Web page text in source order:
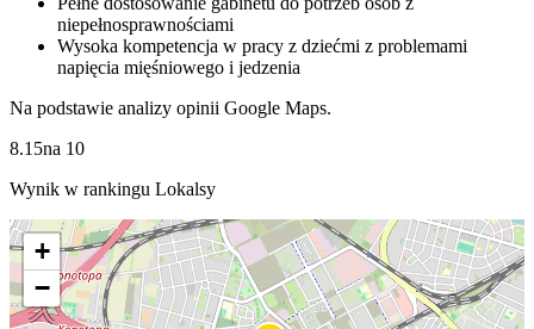
niepełnosprawnościami
Wysoka kompetencja w pracy z dziećmi z problemami
napięcia mięśniowego i jedzenia
Na podstawie analizy opinii Google Maps.
8.15na 10
Wynik w rankingu Lokalsy
+
−